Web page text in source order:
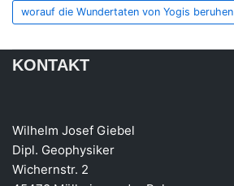
worauf die Wundertaten von Yogis beruhen
KONTAKT
Wilhelm Josef Giebel
Dipl. Geophysiker
Wichernstr. 2